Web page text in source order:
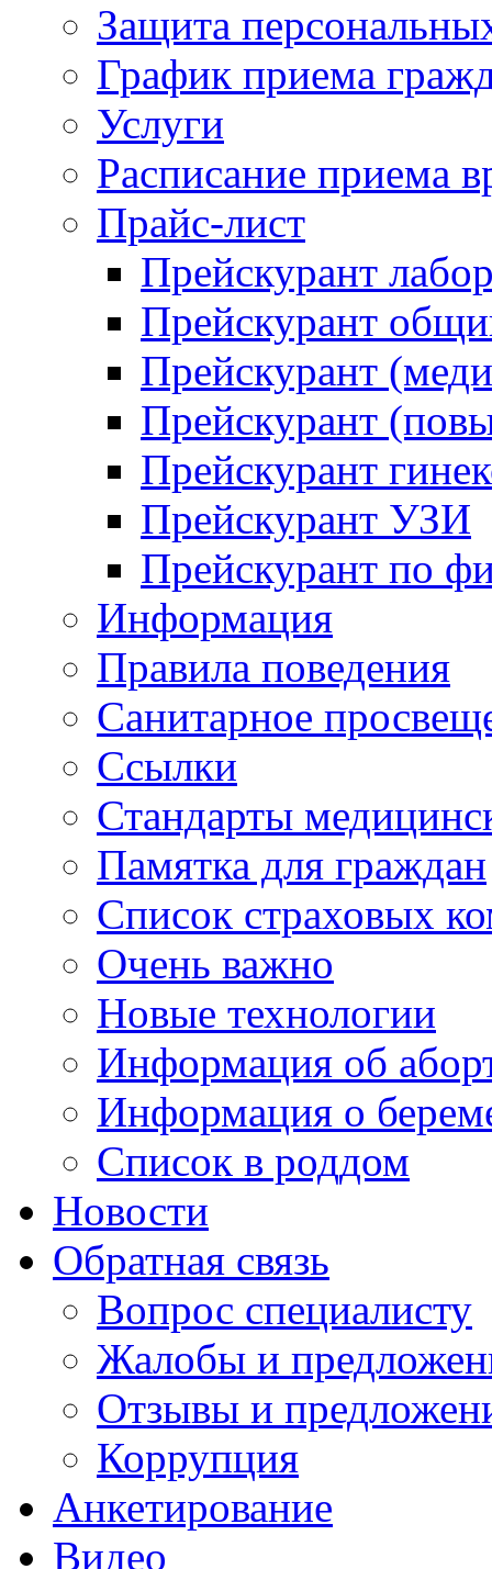
Защита
График приема
Услуги
Расписание приема
Прайс-лист
Прейскурант
Прейскурант
Прейскурант
Прейскурант
Прейскурант
Прейскурант УЗИ
Прейскурант по
Информация
Правила поведения
Санитарное
Ссылки
Стандарты
Памятка для граждан
Список страховых
Очень важно
Новые технологии
Информация об
Информация о
Список в роддом
Новости
Обратная связь
Вопрос специалисту
Жалобы и
Отзывы и
Коррупция
Анкетирование
Видео